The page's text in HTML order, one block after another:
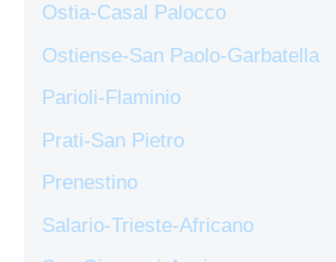
Ostia-Casal Palocco
Ostiense-San Paolo-Garbatella
Parioli-Flaminio
Prati-San Pietro
Prenestino
Salario-Trieste-Africano